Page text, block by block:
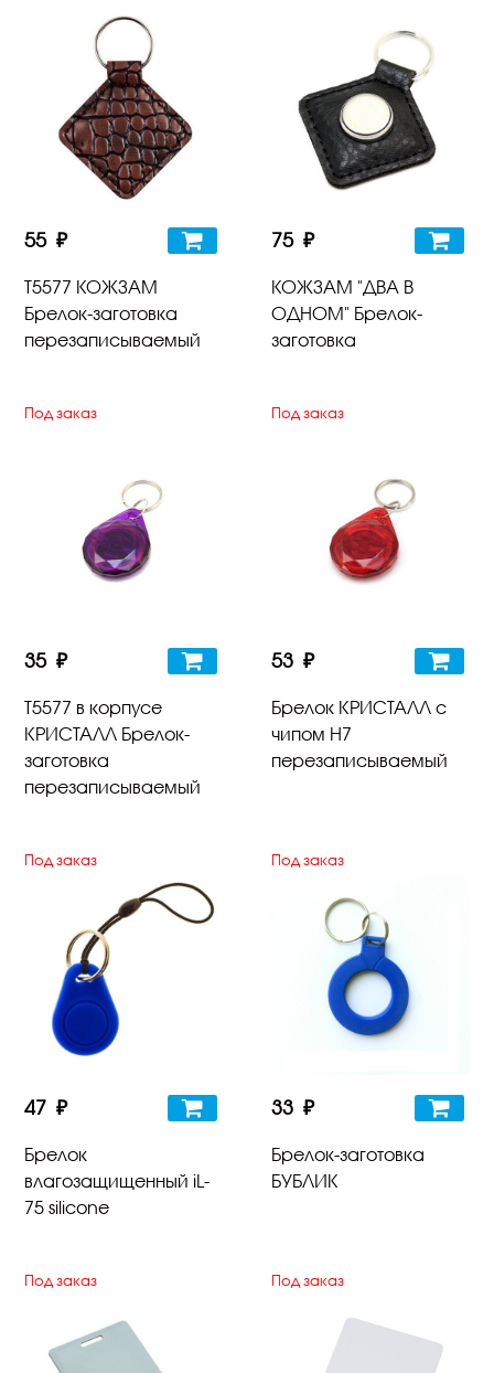
55 ₽
Т5577 КОЖЗАМ
Брелок-заготовка
перезаписываемый
75 ₽
КОЖЗАМ "ДВА В
ОДНОМ" Брелок-
заготовка
Под заказ
35 ₽
T5577 в корпусе
КРИСТАЛЛ Брелок-
заготовка
перезаписываемый
Под заказ
53 ₽
Брелок КРИСТАЛЛ с
чипом H7
перезаписываемый
Под заказ
47 ₽
Брелок
влагозащищенный iL-
75 silicone
Под заказ
33 ₽
Брелок-заготовка
БУБЛИК
Под заказ Под заказ